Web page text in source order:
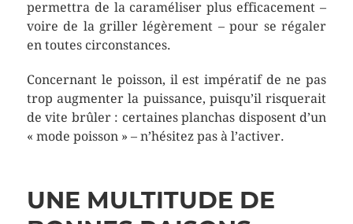
permettra de la caraméliser plus efficacement –
voire de la griller légèrement – pour se régaler
en toutes circonstances.
Concernant le poisson, il est impératif de ne pas
trop augmenter la puissance, puisqu’il risquerait
de vite brûler : certaines planchas disposent d’un
« mode poisson » – n’hésitez pas à l’activer.
UNE MULTITUDE DE